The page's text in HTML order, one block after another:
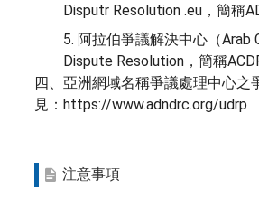
Disputr Resolution .eu，簡稱
5. 阿拉伯爭議解決中心（Arab
Dispute Resolution，簡稱
四、亞洲網域名稱爭議處理中心之
見：https://www.adndrc.org/udrp
注意事項